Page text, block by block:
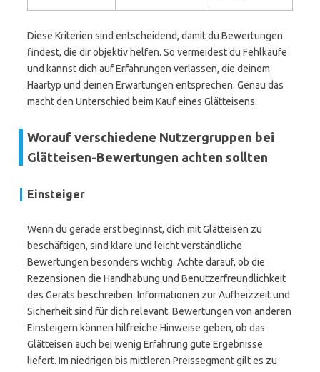
Diese Kriterien sind entscheidend, damit du Bewertungen
findest, die dir objektiv helfen. So vermeidest du Fehlkäufe
und kannst dich auf Erfahrungen verlassen, die deinem
Haartyp und deinen Erwartungen entsprechen. Genau das
macht den Unterschied beim Kauf eines Glätteisens.
Worauf verschiedene Nutzergruppen bei
Glätteisen-Bewertungen achten sollten
Einsteiger
Wenn du gerade erst beginnst, dich mit Glätteisen zu
beschäftigen, sind klare und leicht verständliche
Bewertungen besonders wichtig. Achte darauf, ob die
Rezensionen die Handhabung und Benutzerfreundlichkeit
des Geräts beschreiben. Informationen zur Aufheizzeit und
Sicherheit sind für dich relevant. Bewertungen von anderen
Einsteigern können hilfreiche Hinweise geben, ob das
Glätteisen auch bei wenig Erfahrung gute Ergebnisse
liefert. Im niedrigen bis mittleren Preissegment gilt es zu